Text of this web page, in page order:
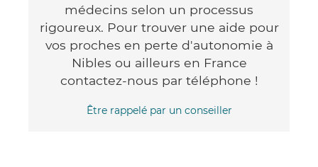
médecins selon un processus
rigoureux. Pour trouver une aide pour
vos proches en perte d'autonomie à
Nibles ou ailleurs en France
contactez-nous par téléphone !
Être rappelé par un conseiller